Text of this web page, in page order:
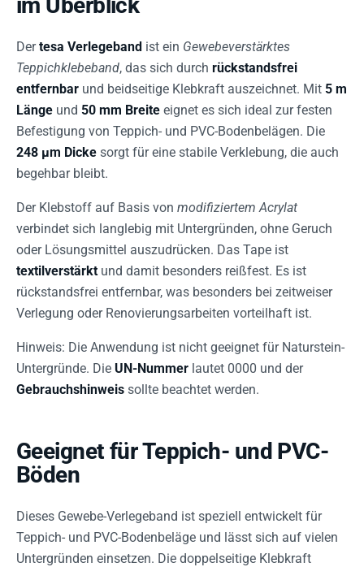
Dertesa Verlegeband ist ein Gewebeverstärktes
Teppichklebeband, das sich durch rückstandsfrei
entfernbar und beidseitige Klebkraft auszeichnet. Mit 5 m
Länge und 50 mm Breite eignet es sich ideal zur festen
Befestigung von Teppich- und PVC-Bodenbelägen. Die
248 µm Dicke sorgt für eine stabile Verklebung, die auch
begehbar bleibt.
Der Klebstoff auf Basis von modifiziertem Acrylat
verbindet sich langlebig mit Untergründen, ohne Geruch
oder Lösungsmittel auszudrücken. Das Tape ist
textilverstärkt und damit besonders reißfest. Es ist
rückstandsfrei entfernbar, was besonders bei zeitweiser
Verlegung oder Renovierungsarbeiten vorteilhaft ist.
Hinweis: Die Anwendung ist nicht geeignet für Naturstein-
Untergründe. Die UN-Nummer lautet 0000 und der
Gebrauchshinweis sollte beachtet werden.
Geeignet für Teppich- und PVC-
Böden
Dieses Gewebe-Verlegeband ist speziell entwickelt für
Teppich- und PVC-Bodenbeläge und lässt sich auf vielen
Untergründen einsetzen. Die doppelseitige Klebkraft